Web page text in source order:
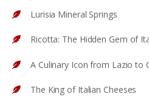
Lurisia Mineral Springs
Ricotta: The Hidden Gem of
A Culinary Icon from Lazio to
The King of Italian Cheeses